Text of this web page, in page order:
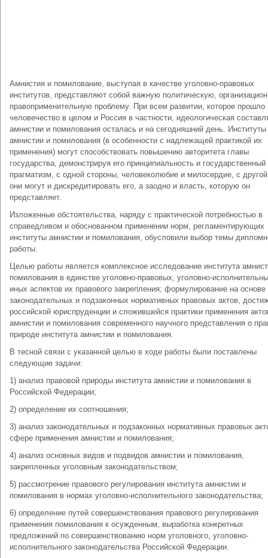
Амнистия и помилование, выступая в качестве уголовно-правовых
институтов, представляют собой важную политическую,
правоприменительную проблему. При всем развитии, которое прошло
человечество в целом и Россия в частности, идеологическая
амнистии и помилования осталась и на сегодняшний день. Институты
амнистии и помилования (в особенности с надлежащей практикой их
применения) могут способствовать повышению авторитета главы
государства, демонстрируя его принципиальность и государственный
прагматизм, с одной стороны, человеколюбие и милосердие, с
они могут и дискредитировать его, а заодно и власть, которую он
представляет.
Изложенные обстоятельства, наряду с практической потребностью в
справедливом и обоснованном применении норм, регламентирующих
институты амнистии и помилования, обусловили выбор темы
работы.
Целью работы является комплексное исследование института
помилования в единстве уголовно-правовых, уголовно-
иных аспектов их правового закрепления; формулирование на
законодательных и подзаконных нормативных правовых актов,
российской юриспруденции и сложившейся практики применения
амнистии и помилования современного научного представления о
природе института амнистии и помилования.
В тесной связи с указанной целью в ходе работы были поставлены
следующие задачи:
1) анализ правовой природы института амнистии и помилования в
Российской Федерации;
2) определение их соотношения;
3) анализ законодательных и подзаконных нормативных правовых
сфере применения амнистии и помилования;
4) анализ основных видов и подвидов амнистии и помилования,
закрепленных уголовным законодательством;
5) рассмотрение правового регулирования института амнистии и
помилования в нормах уголовно-исполнительного законодательства;
6) определение путей совершенствования правового регулирования
применения помилования к осужденным, выработка конкретных
предложений по совершенствованию норм уголовного, уголовно-
исполнительного законодательства Российской Федерации.